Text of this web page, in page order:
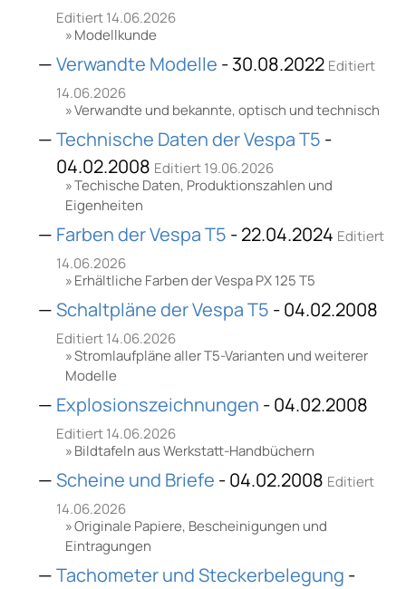
Editiert 14.06.2026
Modellkunde
Verwandte Modelle - 30.08.2022 Editiert
14.06.2026
Verwandte und bekannte, optisch und technisch
Technische Daten der Vespa T5 -
04.02.2008 Editiert 19.06.2026
Techische Daten, Produktionszahlen und
Eigenheiten
Farben der Vespa T5 - 22.04.2024 Editiert
14.06.2026
Erhältliche Farben der Vespa PX 125 T5
Schaltpläne der Vespa T5 - 04.02.2008
Editiert 14.06.2026
Stromlaufpläne aller T5-Varianten und weiterer
Modelle
Explosionszeichnungen - 04.02.2008
Editiert 14.06.2026
Bildtafeln aus Werkstatt-Handbüchern
Scheine und Briefe - 04.02.2008 Editiert
14.06.2026
Originale Papiere, Bescheinigungen und
Eintragungen
Tachometer und Steckerbelegung -